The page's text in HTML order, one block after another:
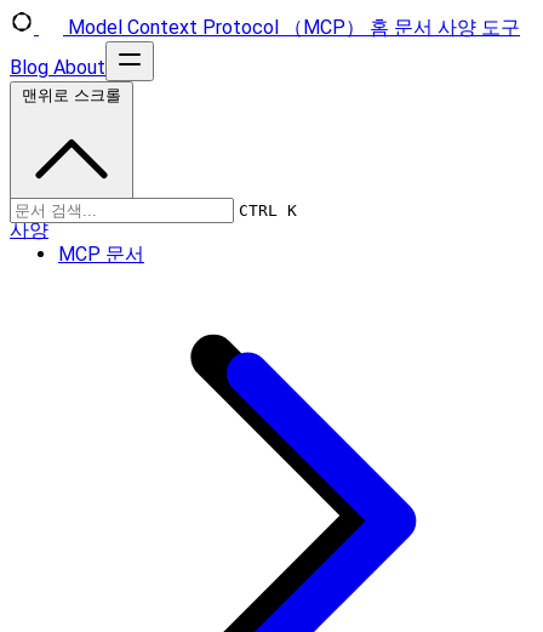
Model Context Protocol （MCP） 홈 문서 사양 도구
Blog About
CTRL K
MCP 문서
맨위로 스크롤
사양